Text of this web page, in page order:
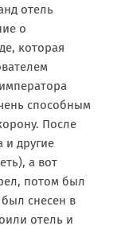
отель
о
которая
способным
После
и другие
а вот
потом был
снесен в
отель и